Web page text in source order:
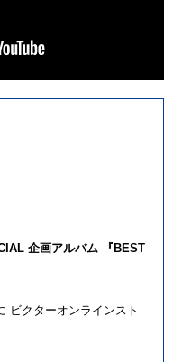
企画アルバム 『BEST
ビクターオンラインスト